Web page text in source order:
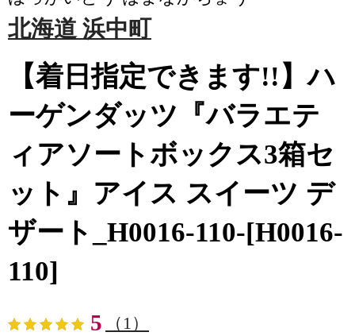
北海道 浜中町
【着日指定できます!!】ハ
ーゲンダッツ『バラエテ
ィアソートボックス3箱セ
ット』アイス スイーツ デ
ザート_H0016-110-[H0016-
110]
5 （1）